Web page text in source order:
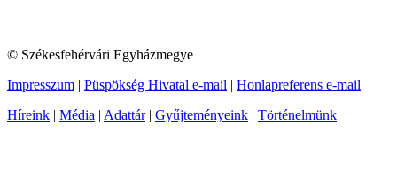
© Székesfehérvári Egyházmegye
Impresszum | Püspökség Hivatal e-mail | Honlapreferens e-mail
Híreink | Média | Adattár| Gyűjteményeink | Történelmünk